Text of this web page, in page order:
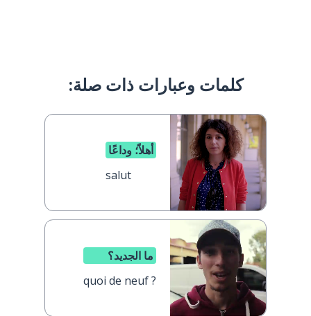
كلمات وعبارات ذات صلة:
أهلاً؛ وداعًا
salut
ما الجديد؟
quoi de neuf ?